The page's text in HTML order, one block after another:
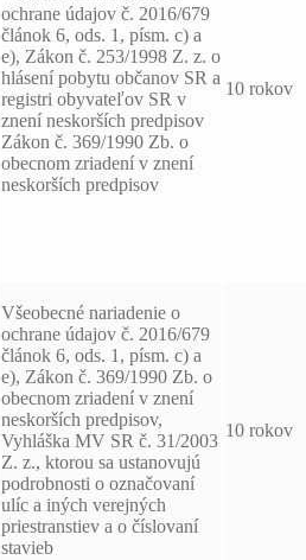
ochrane údajov č. 2016/679
článok 6, ods. 1, písm. c) a
e), Zákon č. 253/1998 Z. z. o
hlásení pobytu občanov SR a
registri obyvateľov SR v
znení neskorších predpisov
Zákon č. 369/1990 Zb. o
obecnom zriadení v znení
neskorších predpisov
10 rokov
Všeobecné nariadenie o
ochrane údajov č. 2016/679
článok 6, ods. 1, písm. c) a
e), Zákon č. 369/1990 Zb. o
obecnom zriadení v znení
neskorších predpisov,
Vyhláška MV SR č. 31/2003
Z. z., ktorou sa ustanovujú
podrobnosti o označovaní
ulíc a iných verejných
priestranstiev a o číslovaní
stavieb
10 rokov